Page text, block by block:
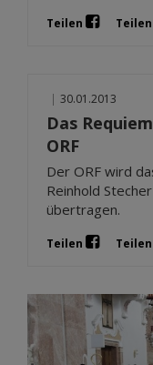
Teilen Teilen
| 30.01.2013
Das
ORF
Der ORF wird
Reinhold
übertragen.
Teilen Teilen